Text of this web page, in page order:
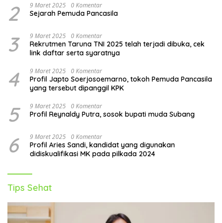
2 9 Maret 2025 0 Komentar
Sejarah Pemuda Pancasila
3 9 Maret 2025 0 Komentar
Rekrutmen Taruna TNI 2025 telah terjadi dibuka, cek
link daftar serta syaratnya
4 9 Maret 2025 0 Komentar
Profil Japto Soerjosoemarno, tokoh Pemuda Pancasila
yang tersebut dipanggil KPK
5 9 Maret 2025 0 Komentar
Profil Reynaldy Putra, sosok bupati muda Subang
6 9 Maret 2025 0 Komentar
Profil Aries Sandi, kandidat yang digunakan
didiskualifikasi MK pada pilkada 2024
Tips Sehat